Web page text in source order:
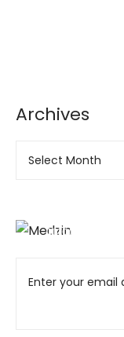
Archives
info@la-